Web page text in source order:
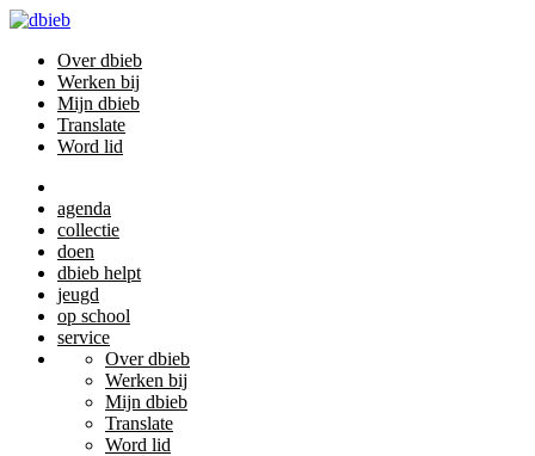
Over dbieb
Werken bij
Mijn dbieb
Translate
Word lid
agenda
collectie
doen
dbieb helpt
jeugd
op school
service
Over dbieb
Werken bij
Mijn dbieb
Translate
Word lid